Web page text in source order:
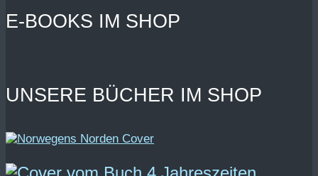
E-BOOKS IM SHOP
UNSERE BÜCHER IM SHOP